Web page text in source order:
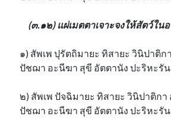
(๓.๑๒) แผ่เมตตาเจาะจงให้สัตว์ใน
๑) สัพเพ ปุรัตถิมายะ ทิสายะ วินิปาติก
ปัชฌา อะนีฆา สุขี อัตตานัง ปะริหะรั
๒) สัพเพ ปัจฉิมายะ ทิสายะ วินิปาติกา
ปัชฌา อะนีฆา สุขี อัตตานัง ปะริหะรั